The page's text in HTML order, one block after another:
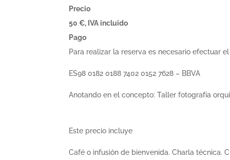
Precio
50 €, IVA incluido
Pago
Para realizar la reserva es necesario efectuar
ES98 0182 0188 7402 0152 7628 – BBVA
Anotando en el concepto: Taller fotografía
Este precio incluye
Café o infusión de bienvenida. Charla técnica.